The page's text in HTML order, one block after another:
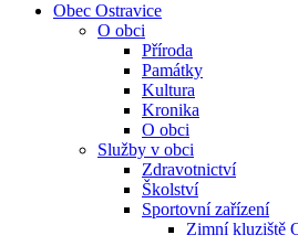
Obec Ostravice
O obci
Příroda
Památky
Kultura
Kronika
O obci
Služby v obci
Zdravotnictví
Školství
Sportovní zařízení
Zimní kluziště